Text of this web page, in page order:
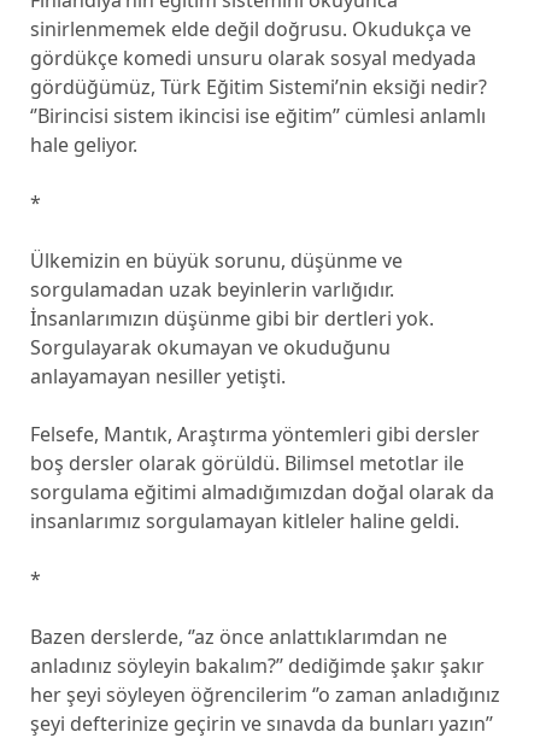
sinirlenmemek elde değil doğrusu. Okudukça ve
gördükçe komedi unsuru olarak sosyal medyada
gördüğümüz, Türk Eğitim Sistemi’nin eksiği nedir?
‘’Birincisi sistem ikincisi ise eğitim’’ cümlesi anlamlı
hale geliyor.
*
Ülkemizin en büyük sorunu, düşünme ve
sorgulamadan uzak beyinlerin varlığıdır.
İnsanlarımızın düşünme gibi bir dertleri yok.
Sorgulayarak okumayan ve okuduğunu
anlayamayan nesiller yetişti.
Felsefe, Mantık, Araştırma yöntemleri gibi dersler
boş dersler olarak görüldü. Bilimsel metotlar ile
sorgulama eğitimi almadığımızdan doğal olarak da
insanlarımız sorgulamayan kitleler haline geldi.
*
Bazen derslerde, ‘’az önce anlattıklarımdan ne
anladınız söyleyin bakalım?’’ dediğimde şakır şakır
her şeyi söyleyen öğrencilerim ‘’o zaman anladığınız
şeyi defterinize geçirin ve sınavda da bunları yazın’’